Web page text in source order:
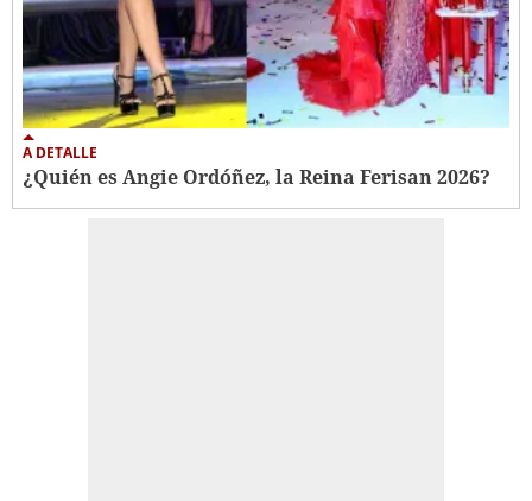
A DETALLE
¿Quién es Angie Ordóñez, la Reina Ferisan 2026?